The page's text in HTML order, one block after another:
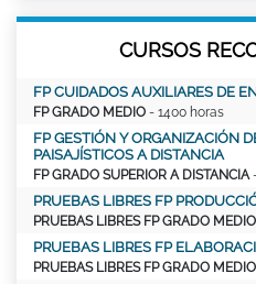
CURSOS
FP CUIDADOS AUXILIARES DE
FP GRADO MEDIO - 1400 horas
FP GESTIÓN Y ORGANIZACIÓN
PAISAJÍSTICOS A DISTANCIA
FP GRADO SUPERIOR A DISTANCIA
PRUEBAS LIBRES FP
PRUEBAS LIBRES FP GRADO MEDIO
PRUEBAS LIBRES FP
PRUEBAS LIBRES FP GRADO MEDIO